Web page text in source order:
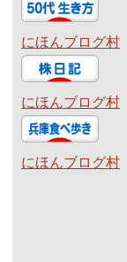
にほんブログ村
にほんブログ村
にほんブログ村